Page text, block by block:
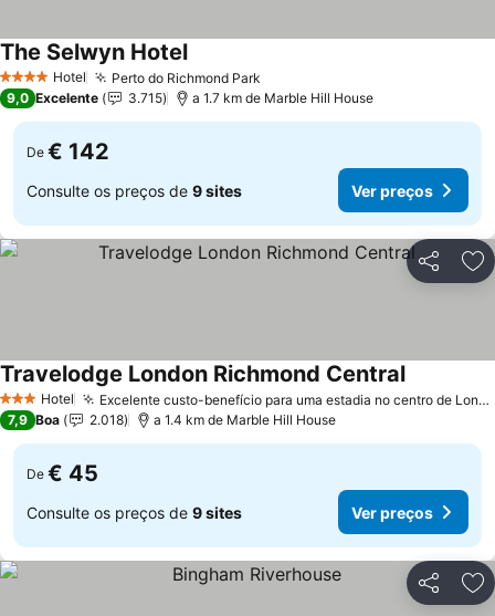
4 EstrelasHotel Perto do Richmond Park
The Selwyn HotelVer preços
9,0 Excelente 3.715 a 1.7 km de Marble Hill House
De € 142
Consulte os preços de 9 sites Ver preços
Partilhar
3 EstrelasHotel Excelente custo-benefício para uma estadia no centro de Londres
Travelodge London Richmond CentralVer preços
7,9 Boa 2.018 a 1.4 km de Marble Hill House
De € 45
Consulte os preços de 9 sites Ver preços
Partilhar